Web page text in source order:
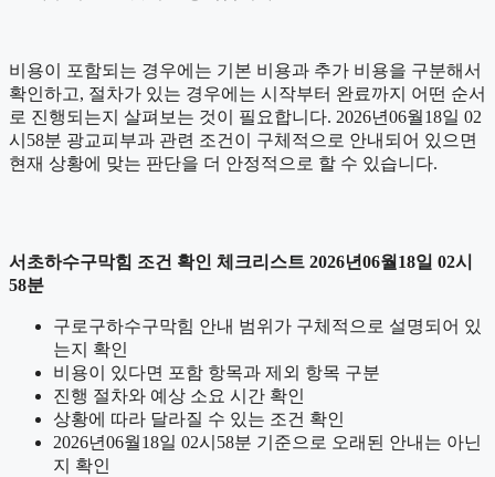
비용이 포함되는 경우에는 기본 비용과 추가 비용을 구분해서
확인하고, 절차가 있는 경우에는 시작부터 완료까지 어떤 순서
로 진행되는지 살펴보는 것이 필요합니다. 2026년06월18일 02
시58분 광교피부과 관련 조건이 구체적으로 안내되어 있으면
현재 상황에 맞는 판단을 더 안정적으로 할 수 있습니다.
서초하수구막힘 조건 확인 체크리스트 2026년06월18일 02시
58분
구로구하수구막힘 안내 범위가 구체적으로 설명되어 있
는지 확인
비용이 있다면 포함 항목과 제외 항목 구분
진행 절차와 예상 소요 시간 확인
상황에 따라 달라질 수 있는 조건 확인
2026년06월18일 02시58분 기준으로 오래된 안내는 아닌
지 확인